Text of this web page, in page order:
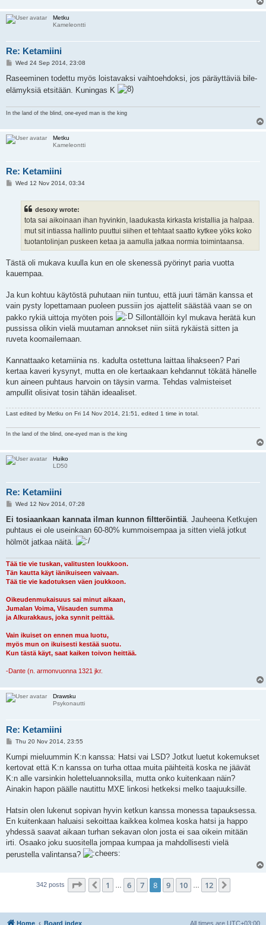
Metku
Kameleontti
Re: Ketamiini
P
s
Wed 24 Sep 2014, 23:08
Raseeminen todettu myös loistavaksi vaihtoehdoksi, jos päräyttäviä bile-
elämyksiä etsitään. Kuningas K
In the land of the blind, one-eyed man is the king
Metku
Kameleontti
Re: Ketamiini
PWed 12 Nov 2014, 03:34
desoxy wrote:
tota sai aikoinaan ihan hyvinkin, laadukasta kirkasta kristallia ja halpaa.
mut sit intiassa hallinto puuttui siihen et tehtaat saatto kytkee yöks koko
tuotantolinjan puskeen ketaa ja aamulla jatkaa normia toimintaansa.
Tästä oli mukava kuulla kun en ole skenessä pyörinyt paria vuotta
kauempaa.
Ja kun kohtuu käytöstä puhutaan niin tuntuu, että juuri tämän kanssa et
vain pysty lopettamaan puoleen pussiin jos ajattelit säästää vaan se on
pakko rykiä uittoja myöten pois
Sillontällöin kyl mukava herätä kun
pussissa olikin vielä muutaman annokset niin siitä rykäistä sitten ja
ruveta koomailemaan.
Kannattaako ketamiinia ns. kadulta ostettuna laittaa lihakseen? Pari
kertaa kaveri kysynyt, mutta en ole kertaakaan kehdannut tökätä hänelle
kun aineen puhtaus harvoin on täysin varma. Tehdas valmisteiset
ampullit olisivat tosin tähän ideaaliset.
Last edited by Metku on Fri 14 Nov 2014, 21:51, edited 1 time in total.
In the land of the blind, one-eyed man is the king
Huiko
LD50
Re: Ketamiini
P
s
Wed 12 Nov 2014, 07:28
Ei tosiaankaan kannata ilman kunnon filtteröintiä . Jauheena Ketkujen
puhtaus ei ole useinkaan 60-80% kummoisempaa ja sitten vielä jotkut
hölmöt jatkaa näitä.
Tää tie vie tuskan, valitusten loukkoon.
Tän kautta käyt iänikuiseen vaivaan.
Tää tie vie kadotuksen väen joukkoon.
Oikeudenmukaisuus sai minut aikaan,
Jumalan Voima, Viisauden summa
ja Alkurakkaus, joka synnit peittää.
Vain ikuiset on ennen mua luotu,
myös mun on ikuisesti kestää suotu.
Kun tästä käyt, saat kaiken toivon heittää.
-Dante (n. armonvuonna 1321 jkr.
Drawsku
Psykonautti
Re: Ketamiini
P
s
Thu 20 Nov 2014, 23:55
Kumpi mieluummin K:n kanssa: Hatsi vai LSD? Jotkut luetut kokemukset
kertovat että K:n kanssa on turha ottaa muita päihteitä koska ne jäävät
K:n alle varsinkin holetteluannoksilla, mutta onko kuitenkaan näin?
Ainakin hapon päälle nautittu MXE linkosi hetkeksi melko taajuuksille.
Hatsin olen lukenut sopivan hyvin ketkun kanssa monessa tapauksessa.
En kuitenkaan haluaisi sekoittaa kaikkea kolmea koska hatsi ja happo
yhdessä saavat aikaan turhan sekavan olon josta ei saa oikein mitään
irti. Osaako joku suositella jompaa kumpaa ja mahdollisesti vielä
perustella valintansa?
342 posts Page of12
Previous
1 6 7 8 9 10 12
Home Board index All times are UTC+03:00